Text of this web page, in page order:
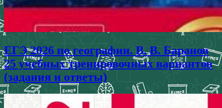
ЕГЭ 2026 по географии. В. В. Баранов
25 учебных тренировочных вариантов
(задания и ответы)